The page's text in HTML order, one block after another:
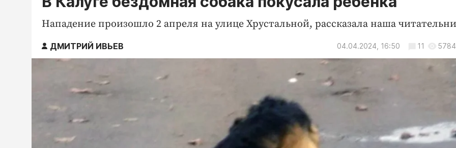
Нападение произошло 2 апреля на улице Хрустальной, рассказала наша
ДМИТРИЙ ИВЬЕВ 04.04.2024, 16:50 11 5784